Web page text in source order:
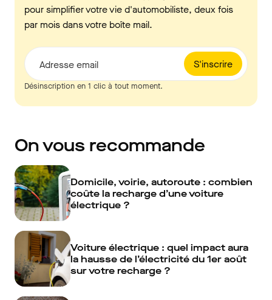
pour simplifier votre vie d'automobiliste, deux fois
par mois dans votre boîte mail.
S'inscrire
Adresse email
Désinscription en 1 clic à tout moment.
On vous recommande
Domicile, voirie, autoroute : combien
coûte la recharge d’une voiture
électrique ?
Voiture électrique : quel impact aura
la hausse de l’électricité du 1er août
sur votre recharge ?